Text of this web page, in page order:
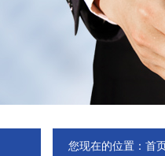
您现在的位置： 首